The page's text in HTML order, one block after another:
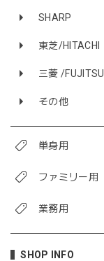
SHARP
東芝/HITACHI
三菱 /FUJITSU
その他
単身用
ファミリー用
業務用
SHOP INFO